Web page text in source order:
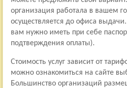
организация работала в вашем
осуществляется до офиса
вам нужно иметь при себе
подтверждения оплаты).
Стоимость услуг зависит от
можно ознакомиться на сайте
Большинство организаций